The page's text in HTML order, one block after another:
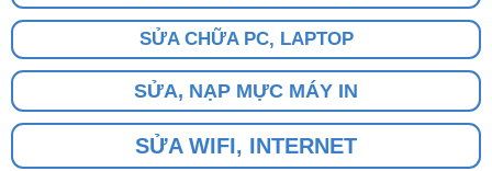
SỬA CHỮA PC, LAPTOP
SỬA, NẠP MỰC MÁY IN
SỬA WIFI, INTERNET